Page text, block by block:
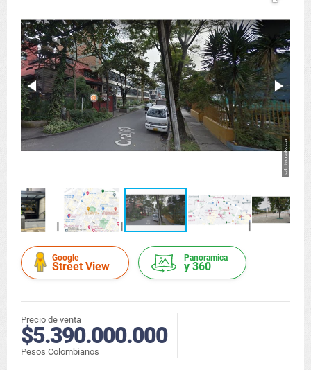
Google
Street View
Panoramica
y 360
Precio de venta
$5.390.000.000
Pesos Colombianos